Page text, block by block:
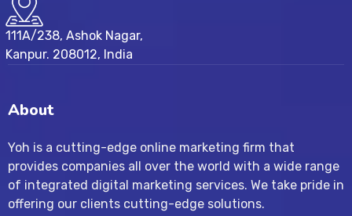
111A/238, Ashok Nagar,
Kanpur. 208012, India
About
Yoh is a cutting-edge online marketing firm that
provides companies all over the world with a wide range
of integrated digital marketing services. We take pride in
offering our clients cutting-edge solutions.